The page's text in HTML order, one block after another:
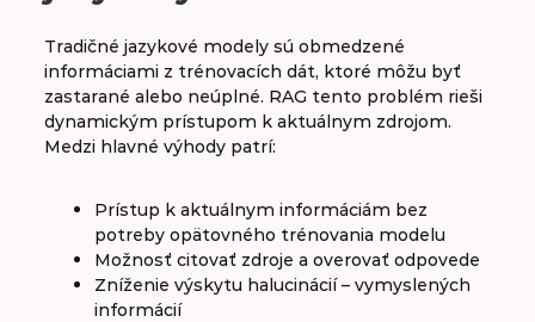
Tradičné jazykové modely sú obmedzené
informáciami z trénovacích dát, ktoré môžu byť
zastarané alebo neúplné. RAG tento problém rieši
dynamickým prístupom k aktuálnym zdrojom.
Medzi hlavné výhody patrí:
Prístup k aktuálnym informáciám bez
potreby opätovného trénovania modelu
Možnosť citovať zdroje a overovať odpovede
Zníženie výskytu halucinácií – vymyslených
informácií